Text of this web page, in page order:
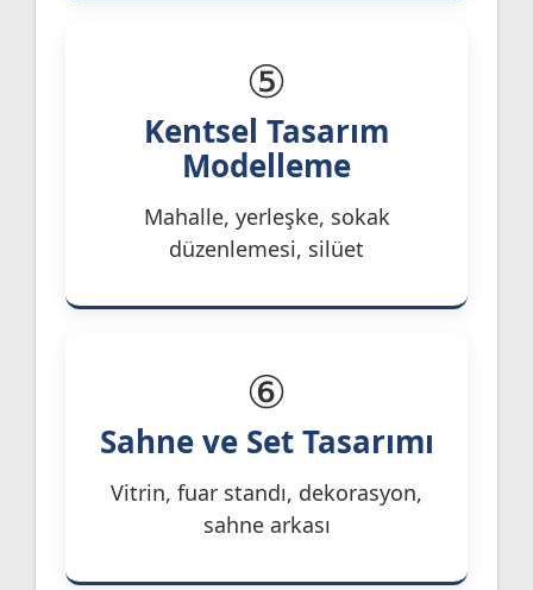
⑤
Kentsel Tasarım
Modelleme
Mahalle, yerleşke, sokak
düzenlemesi, silüet
⑥
Sahne ve Set Tasarımı
Vitrin, fuar standı, dekorasyon,
sahne arkası